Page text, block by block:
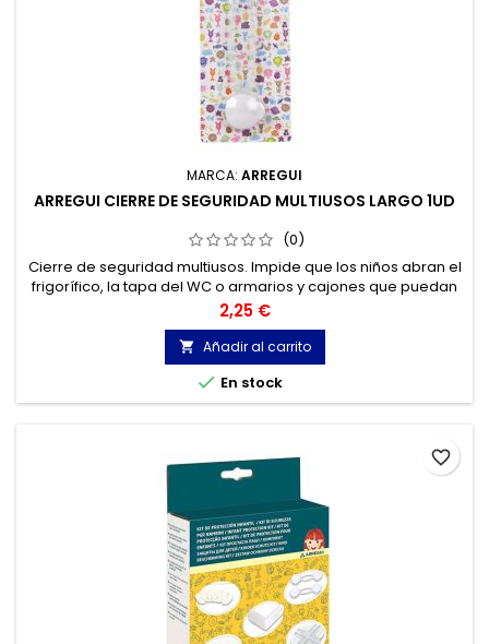
MARCA: ARREGUI
ARREGUI CIERRE DE SEGURIDAD MULTIUSOS LARGO 1UD
(0)
Cierre de seguridad multiusos. Impide que los niños abran el
frigorífico, la tapa del WC o armarios y cajones que puedan
contener materiales peligrosos.
Precio
2,25 €
 Añadir al carrito
 En stock
favorite_border